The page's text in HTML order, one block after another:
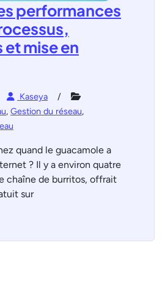
performances
mise en
Kaseya
, Gestion du réseau,
quand le guacamole a
? Il y a environ quatre
chaîne de burritos, offrait
sur